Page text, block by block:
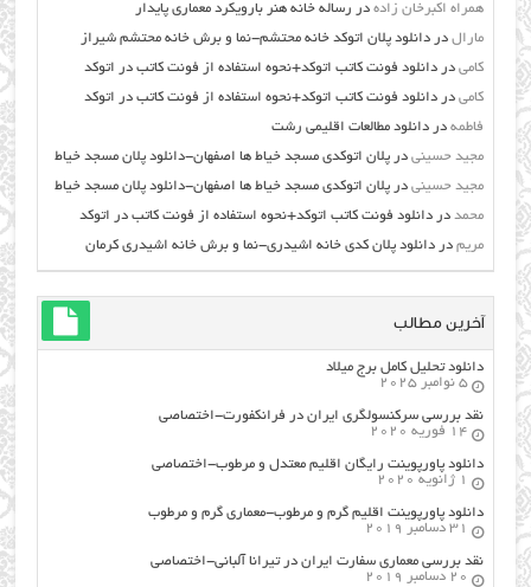
همراه اکبرخان زاده در رساله خانه هنر بارویکرد معماری پایدار
مارال دردانلود پلان اتوکد خانه محتشم-نما و برش خانه محتشم شیراز
کامی دردانلود فونت کاتب اتوکد+نحوه استفاده از فونت کاتب در اتوکد
کامی دردانلود فونت کاتب اتوکد+نحوه استفاده از فونت کاتب در اتوکد
فاطمه دردانلود مطالعات اقليمي رشت
مجید حسینی درپلان اتوکدی مسجد خیاط ها اصفهان-دانلود پلان مسجد خیاط
مجید حسینی درپلان اتوکدی مسجد خیاط ها اصفهان-دانلود پلان مسجد خیاط
محمد دردانلود فونت کاتب اتوکد+نحوه استفاده از فونت کاتب در اتوکد
مریم دردانلود پلان کدی خانه اشیدری-نما و برش خانه اشیدری کرمان
آخرین مطالب
دانلود تحلیل کامل برج میلاد
5 نوامبر 2025
نقد بررسی سرکنسولگری ایران در فرانکفورت-اختصاصی
14 فوریه 2020
دانلود پاورپوینت رایگان اقلیم معتدل و مرطوب-اختصاصی
1 ژانویه 2020
دانلود پاورپوینت اقلیم گرم و مرطوب-معماری گرم و مرطوب
31 دسامبر 2019
نقد بررسی معماری سفارت ایران در تیرانا آلبانی-اختصاصی
20 دسامبر 2019